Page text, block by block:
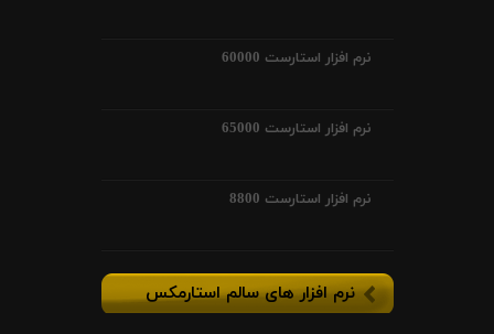
نرم افزار استارست 60000
نرم افزار استارست 65000
نرم افزار استارست 8800
نرم افزار های سالم استارمکس